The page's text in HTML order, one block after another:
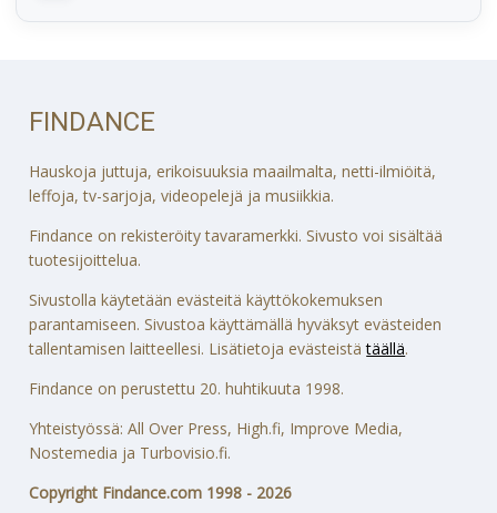
FINDANCE
Hauskoja juttuja, erikoisuuksia maailmalta, netti-ilmiöitä,
leffoja, tv-sarjoja, videopelejä ja musiikkia.
Findance on rekisteröity tavaramerkki. Sivusto voi sisältää
tuotesijoittelua.
Sivustolla käytetään evästeitä käyttökokemuksen
parantamiseen. Sivustoa käyttämällä hyväksyt evästeiden
tallentamisen laitteellesi. Lisätietoja evästeistätäällä.
Findance on perustettu 20. huhtikuuta 1998.
Yhteistyössä: All Over Press, High.fi, Improve Media,
Nostemedia ja Turbovisio.fi.
Copyright Findance.com 1998 - 2026